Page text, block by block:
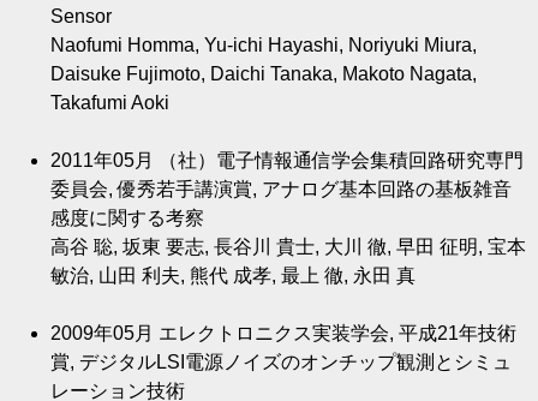
Sensor
Naofumi Homma, Yu-ichi Hayashi, Noriyuki Miura,
Daisuke Fujimoto, Daichi Tanaka, Makoto Nagata,
Takafumi Aoki
2011年05月
（社）電子情報通信学会集積回路研究専門
委員会, 優秀若手講演賞, アナログ基本回路の基板雑音
感度に関する考察
高谷 聡, 坂東 要志, 長谷川 貴士, 大川 徹, 早田 征明, 宝本
敏治, 山田 利夫, 熊代 成孝, 最上 徹, 永田 真
2009年05月 エレクトロニクス実装学会, 平成21年技術
賞, デジタルLSI電源ノイズのオンチップ観測とシミュ
レーション技術